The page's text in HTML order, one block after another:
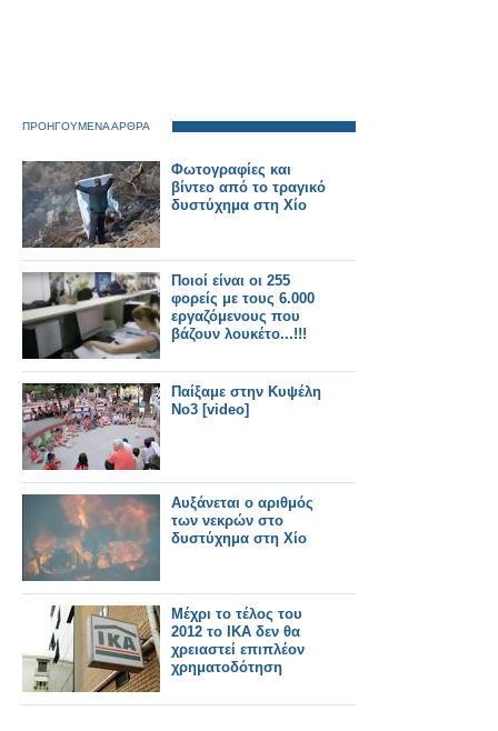
ΠΡΟΗΓΟΥΜΕΝΑ ΑΡΘΡΑ
Φωτογραφίες και
βίντεο από το τραγικό
δυστύχημα στη Χίο
Ποιοί είναι οι 255
φορείς με τους 6.000
εργαζόμενους που
βάζουν λουκέτο...!!!
Παίξαμε στην Κυψέλη
Νο3 [video]
Αυξάνεται ο αριθμός
των νεκρών στο
δυστύχημα στη Χίο
Μέχρι το τέλος του
2012 το ΙΚΑ δεν θα
χρειαστεί επιπλέον
χρηματοδότηση